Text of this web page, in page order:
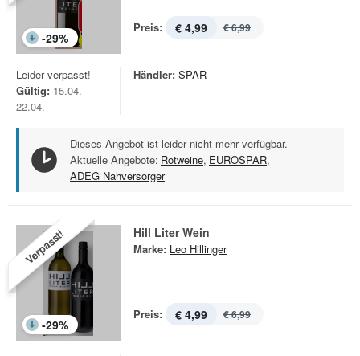
-29%
Preis: € 4,99 € 6,99
Leider verpasst!
Gültig: 15.04. -
22.04.
Händler: SPAR
Dieses Angebot ist leider nicht mehr verfügbar.
Aktuelle Angebote: Rotweine, EUROSPAR,
ADEG Nahversorger
Verpasst!
-29%
Hill Liter Wein
Marke: Leo Hillinger
Preis: € 4,99 € 6,99